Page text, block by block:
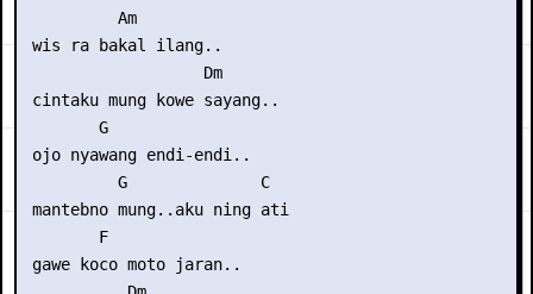
          Am
wis ra bakal ilang..
                   Dm
cintaku mung kowe sayang..
        G
ojo nyawang endi-endi..
          G              C
mantebno mung..aku ning ati
        F
gawe koco moto jaran..